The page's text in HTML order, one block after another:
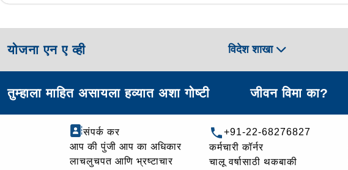
योजना एन ए व्ही विदेश शाखा
तुम्हाला माहित असायला हव्यात अशा गोष्टी जीवन विमा का?
संपर्क कर
आप की पुंजी आप का अधिकार
लाचलुचपत आणि भ्रष्टाचार
+91-22-68276827
कर्मचारी कॉर्नर
चालू वर्षासाठी थकबाकी